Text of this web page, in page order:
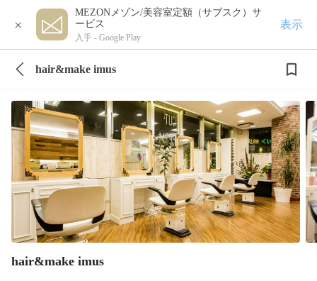
×
MEZONメゾン/美容室定額（サブスク）サ
ービス
入手 - Google Play
表示
hair&make imus
hair&make imus